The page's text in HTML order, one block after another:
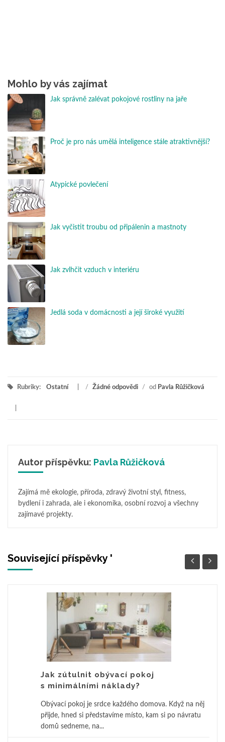
Mohlo by vás zajímat
Jak správně zalévat pokojové rostliny na jaře
Proč je pro nás umělá inteligence stále atraktivnější?
Atypické povlečení
Jak vyčistit troubu od připálenin a mastnoty
Jak zvlhčit vzduch v interiéru
Jedlá soda v domácnosti a její široké využití
Rubriky: Ostatní / Žádné odpovědi / od Pavla Růžičková
Autor příspěvku: Pavla Růžičková
Zajímá mě ekologie, příroda, zdravý životní styl, fitness,
bydlení i zahrada, ale i ekonomika, osobní rozvoj a všechny
zajímavé projekty.
Související příspěvky '
Jak zútulnit obývací pokoj
s minimálními náklady?
Obývací pokoj je srdce každého domova. Když na něj
přijde, hned si představíme místo, kam si po návratu
domů sedneme, na...